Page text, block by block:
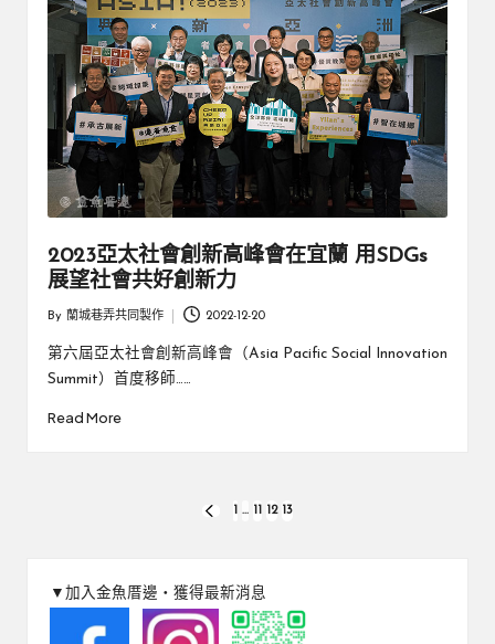
2023亞太社會創新高峰會在宜蘭 用SDGs
展望社會共好創新力
by
By 蘭城巷弄共同製作 2022-12-20
第六屆亞太社會創新高峰會（Asia Pacific Social Innovation
Summit）首度移師……
Read More
分
PREVIOUS
... 12 13
▼加入金魚厝邊‧獲得最新消息